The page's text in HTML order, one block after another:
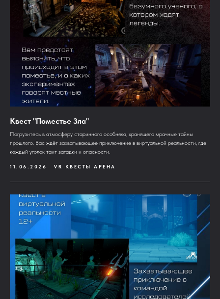
Квест "Поместье Зла"
Погрузитесь в атмосферу старинного особняка, хранящего мрачные тайны
прошлого. Вас ждёт захватывающее приключение в виртуальной реальности, где
каждый уголок таит загадки и опасности.
11.06.2026 VR КВЕСТЫ АРЕНА